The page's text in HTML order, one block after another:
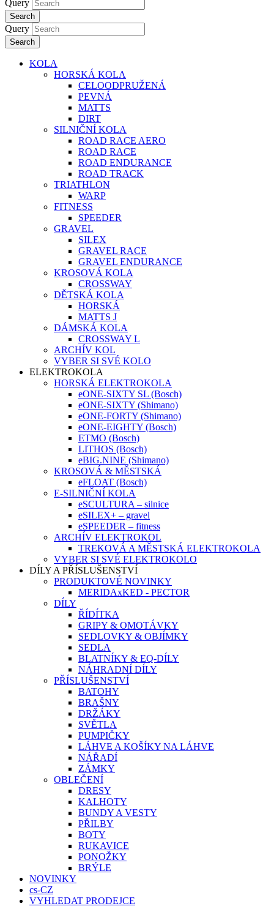
Query
Search
Query
Search
KOLA
HORSKÁ KOLA
CELOODPRUŽENÁ
PEVNÁ
MATTS
DIRT
SILNIČNÍ KOLA
ROAD RACE AERO
ROAD RACE
ROAD ENDURANCE
ROAD TRACK
TRIATHLON
WARP
FITNESS
SPEEDER
GRAVEL
SILEX
GRAVEL RACE
GRAVEL ENDURANCE
KROSOVÁ KOLA
CROSSWAY
DĚTSKÁ KOLA
HORSKÁ
MATTS J
DÁMSKÁ KOLA
CROSSWAY L
ARCHÍV KOL
VYBER SI SVÉ KOLO
ELEKTROKOLA
HORSKÁ ELEKTROKOLA
eONE-SIXTY SL (Bosch)
eONE-SIXTY (Shimano)
eONE-FORTY (Shimano)
eONE-EIGHTY (Bosch)
ETMO (Bosch)
LITHOS (Bosch)
eBIG.NINE (Shimano)
KROSOVÁ & MĚSTSKÁ
eFLOAT (Bosch)
E-SILNIČNÍ KOLA
eSCULTURA – silnice
eSILEX+ – gravel
eSPEEDER – fitness
ARCHÍV ELEKTROKOL
TREKOVÁ A MĚSTSKÁ ELEKTROKOLA
VYBER SI SVÉ ELEKTROKOLO
DÍLY A PŘÍSLUŠENSTVÍ
PRODUKTOVÉ NOVINKY
MERIDAxKED - PECTOR
DÍLY
ŘÍDÍTKA
GRIPY & OMOTÁVKY
SEDLOVKY & OBJÍMKY
SEDLA
BLATNÍKY & EQ-DÍLY
NÁHRADNÍ DÍLY
PŘÍSLUŠENSTVÍ
BATOHY
BRAŠNY
DRŽÁKY
SVĚTLA
PUMPIČKY
LÁHVE A KOŠÍKY NA LÁHVE
NÁŘADÍ
ZÁMKY
OBLEČENÍ
DRESY
KALHOTY
BUNDY A VESTY
PŘILBY
BOTY
RUKAVICE
PONOŽKY
BRÝLE
NOVINKY
cs-CZ
VYHLEDAT PRODEJCE